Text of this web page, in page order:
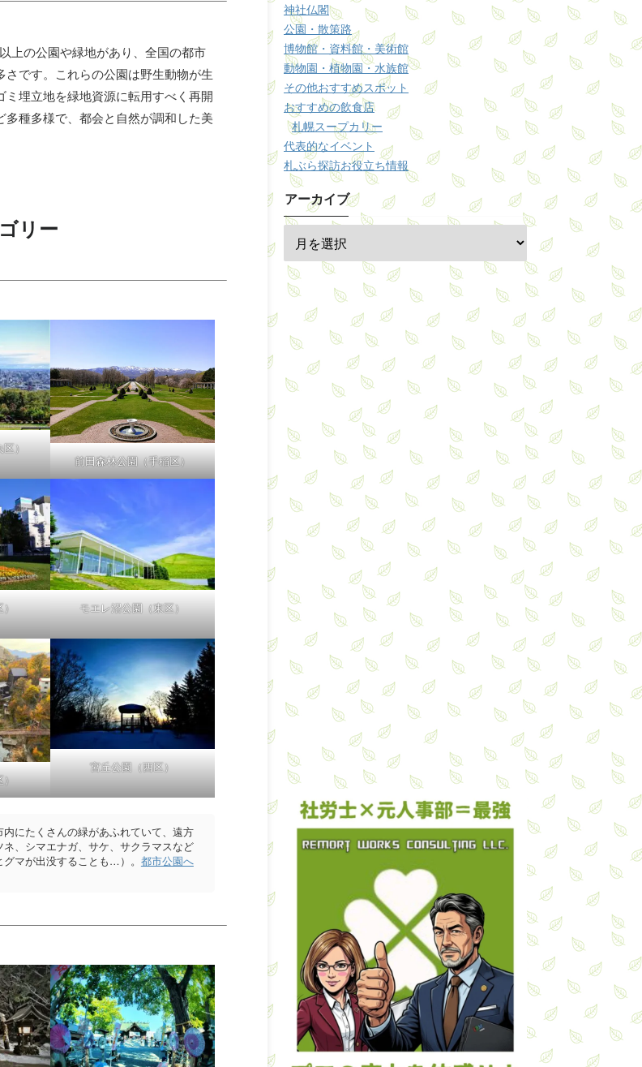
上の公園や緑地があり、全国の都市
さです。これらの公園は野生動物が生
ミ埋立地を緑地資源に転用すべく再開
多種多様で、都会と自然が調和した美
リー
）
前田森林公園（手稲区）
モエレ沼公園（東区）
）
宮丘公園（西区）
にたくさんの緑があふれていて、遠方
、シマエナガ、サケ、サクラマスなど
マが出没することも…）。 都市公園へ
神社仏閣
公園・散策路
博物館・資料館・美術館
動物園・植物園・水族館
その他おすすめスポット
おすすめの飲食店
札幌スープカリー
代表的なイベント
札ぶら探訪お役立ち情報
アーカイブ